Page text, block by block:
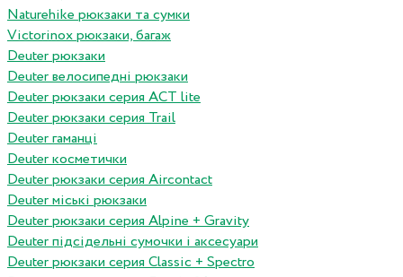
Naturehike рюкзаки та сумки
Victorinox рюкзаки, багаж
Deuter рюкзаки
Deuter велосипедні рюкзаки
Deuter рюкзаки серия ACT lite
Deuter рюкзаки серия Trail
Deuter гаманці
Deuter косметички
Deuter рюкзаки серия Aircontact
Deuter міські рюкзаки
Deuter рюкзаки серия Alpine + Gravity
Deuter підсідельні сумочки і аксесуари
Deuter рюкзаки серия Classic + Spectro